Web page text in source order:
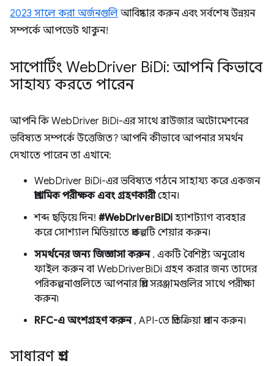
2023 সালে করা অর্জনগুলি আবিষ্কার করুন এবং সর্বশেষ উন্নয়ন
সম্পর্কে আপডেট থাকুন!
সাপোর্টিং WebDriver BiDi: আপনি কিভাবে
সাহায্য করতে পারেন
আপনি কি WebDriver BiDi-এর সাথে ব্রাউজার অটোমেশনের
ভবিষ্যত সম্পর্কে উত্তেজিত? আপনি কীভাবে আপনার সমর্থন
দেখাতে পারেন তা এখানে:
WebDriver BiDi-এর ভবিষ্যত গঠনে সাহায্য করে একজন
প্রাথমিক পরীক্ষক এবং গ্রহণকারীহোন।
শব্দ ছড়িয়ে দিন! #WebDriverBiDi হ্যাশট্যাগ ব্যবহার
করে সোশ্যাল মিডিয়াতে প্রকল্পটি শেয়ার করুন।
সমর্থনের জন্য জিজ্ঞাসা করুন. একটি বৈশিষ্ট্য অনুরোধ
ফাইল করুন বা WebDriverBiDi গ্রহণ করার জন্য তাদের
পরিকল্পনাগুলিতে আপনার প্রিয় সরঞ্জামগুলির সাথে পরীক্ষা
করুন৷
RFC-এ অংশগ্রহণ করুন, API-তে প্রতিক্রিয়া প্রদান করুন।
সাধারণ প্রশ্ন